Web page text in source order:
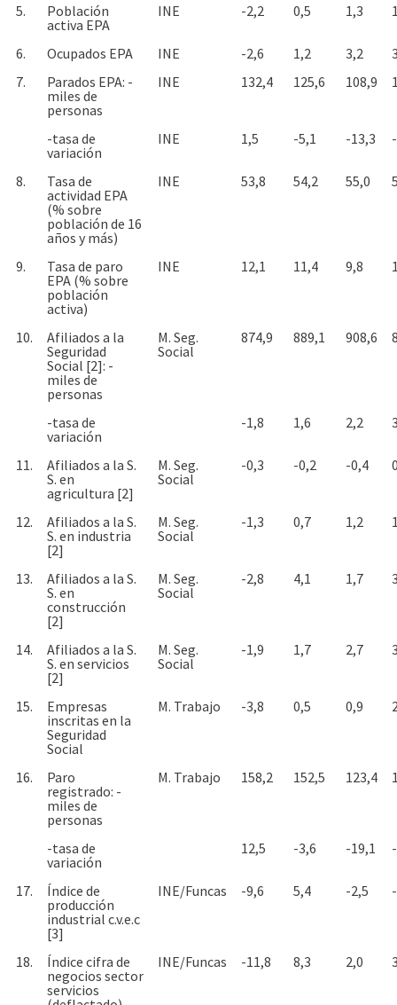
5.
Población
activa EPA
INE -2,2 0,5 1,3
6. Ocupados EPA INE -2,6 1,2 3,2
7.
Parados EPA: -
miles de
personas
INE 132,4 125,6 108,9
-tasa de
variación
INE 1,5 -5,1 -13,3
8.
Tasa de
actividad EPA
(% sobre
población de 16
años y más)
INE 53,8 54,2 55,0
9.
Tasa de paro
EPA (% sobre
población
activa)
INE 12,1 11,4 9,8
10.
Afiliados a la
Seguridad
Social [2]: -
miles de
personas
M. Seg.
Social
874,9 889,1 908,6
-tasa de
variación
-1,8 1,6 2,2
11.
Afiliados a la S.
S. en
agricultura [2]
M. Seg.
Social
-0,3 -0,2 -0,4
12.
Afiliados a la S.
S. en industria
[2]
M. Seg.
Social
-1,3 0,7 1,2
13.
Afiliados a la S.
S. en
construcción
[2]
M. Seg.
Social
-2,8 4,1 1,7
14.
Afiliados a la S.
S. en servicios
[2]
M. Seg.
Social
-1,9 1,7 2,7
15.
Empresas
inscritas en la
Seguridad
Social
M. Trabajo -3,8 0,5 0,9
16.
Paro
registrado: -
miles de
personas
M. Trabajo 158,2 152,5 123,4
-tasa de
variación
12,5 -3,6 -19,1
17.
Índice de
producción
industrial c.v.e.c
[3]
INE/Funcas -9,6 5,4 -2,5
18.
Índice cifra de
negocios sector
servicios
INE/Funcas -11,8 8,3 2,0